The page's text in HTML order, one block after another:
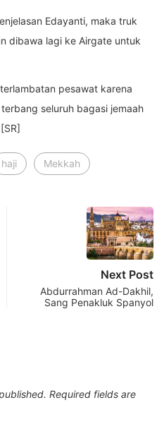
Edayanti, maka truk
dibawa lagi ke Airgate untuk
pesawat karena
seluruh bagasi jemaah
haji Mekkah
Next Post
Abdurrahman Ad-Dakhil,
Sang Penakluk Spanyol
Required fields are